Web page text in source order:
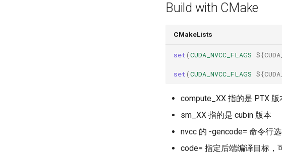
Build with CMake
CMakeLists
set(CUDA_NVCC_FLAGS ${
set(CUDA_NVCC_FLAGS ${
compute_XX 指的是 PTX 版
sm_XX 指的是 cubin 版本
nvcc 的 -gencode= 命令行
code= 指定后端编译目标，